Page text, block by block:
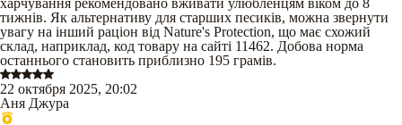
тижнів. Як альтернативу для старших песиків, можна звернути
увагу на інший раціон від Nature's Protection, що має схожий
склад, наприклад, код товару на сайті 11462. Добова норма
останнього становить приблизно 195 грамів.
22 октября 2025, 20:02
Аня Джура